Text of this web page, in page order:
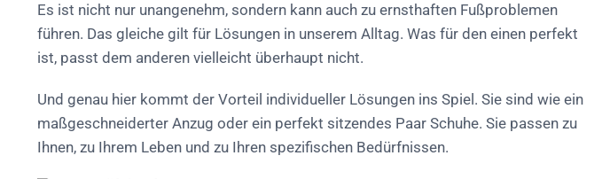
Es ist nicht nur unangenehm, sondern kann auch zu ernsthaften Fußproblemen
führen. Das gleiche gilt für Lösungen in unserem Alltag. Was für den einen perfekt
ist, passt dem anderen vielleicht überhaupt nicht.
Und genau hier kommt der Vorteil individueller Lösungen ins Spiel. Sie sind wie ein
maßgeschneiderter Anzug oder ein perfekt sitzendes Paar Schuhe. Sie passen zu
Ihnen, zu Ihrem Leben und zu Ihren spezifischen Bedürfnissen.